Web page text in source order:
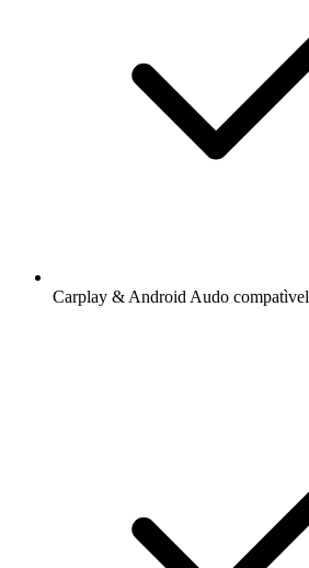
Carplay & Android Audo compatìvel